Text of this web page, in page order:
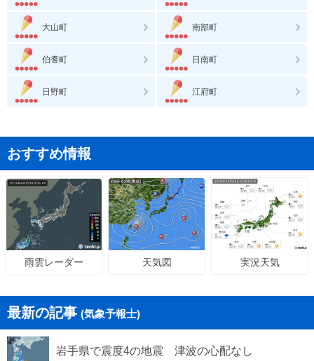
大山町 南部町
伯耆町 日南町
日野町 江府町
おすすめ情報
雨雲レーダー 天気図 実況天気
最新の記事 (気象予報士)
岩手県で震度4の地震 津波の心配なし